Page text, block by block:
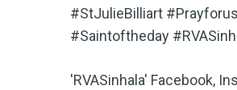
#StJulieBilliart #Prayforus
#Saintoftheday
'RVASinhala'